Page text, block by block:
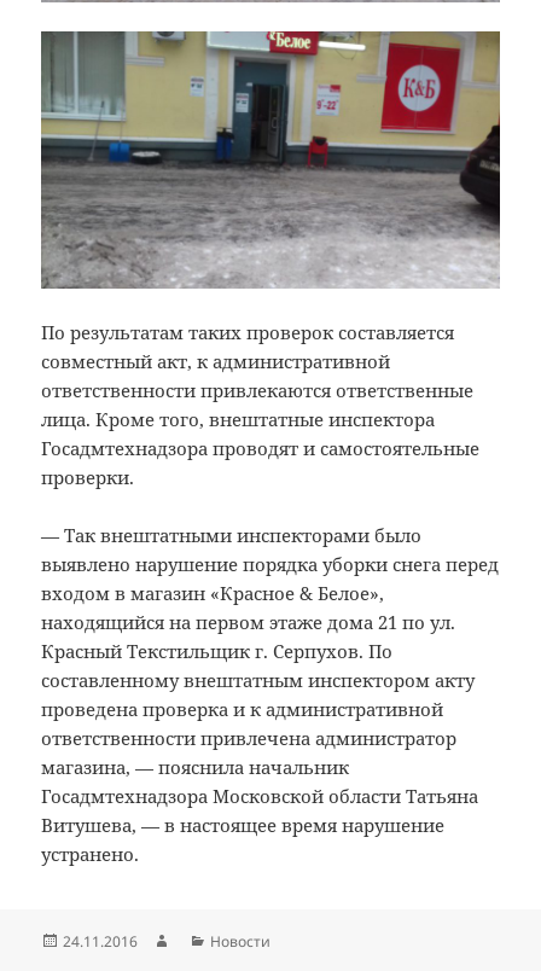
По результатам таких проверок составляется
совместный акт, к административной
ответственности привлекаются ответственные
лица. Кроме того, внештатные инспектора
Госадмтехнадзора проводят и самостоятельные
проверки.
— Так внештатными инспекторами было
выявлено нарушение порядка уборки снега перед
входом в магазин «Красное & Белое»,
находящийся на первом этаже дома 21 по ул.
Красный Текстильщик г. Серпухов. По
составленному внештатным инспектором акту
проведена проверка и к административной
ответственности привлечена администратор
магазина, — пояснила начальник
Госадмтехнадзора Московской области Татьяна
Витушева, — в настоящее время нарушение
устранено.
Опубликовано
24.11.2016 АвторРубрики
Новости